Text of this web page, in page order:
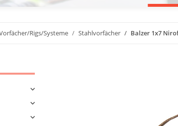
Rigs/Systeme Stahlvorfächer Balzer 1x7